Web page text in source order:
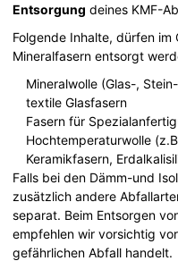
Entsorgung deines KMF-
Folgende Inhalte, dürfen
Mineralfasern entsorgt
Mineralwolle (Glas-,
textile Glasfasern
Fasern für
Hochtemperaturwolle
Keramikfasern,
Falls bei den Dämm-und
zusätzlich andere
separat. Beim Entsorgen
empfehlen wir vorsichtig
gefährlichen Abfall handelt.